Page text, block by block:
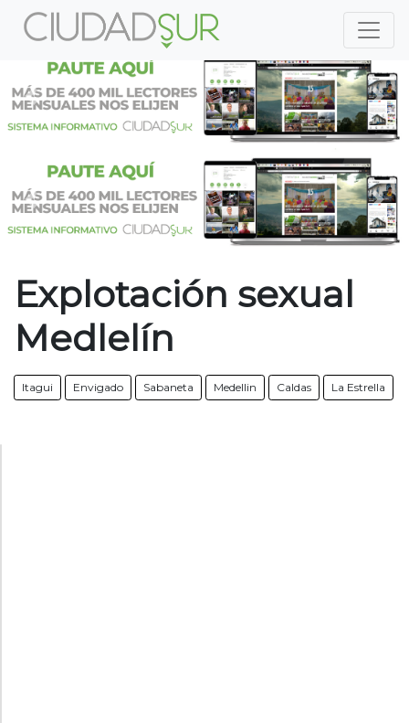
Previous
Previous
Explotación sexual
Medlelín
Itagui Envigado Sabaneta Medellin Caldas La Estrella